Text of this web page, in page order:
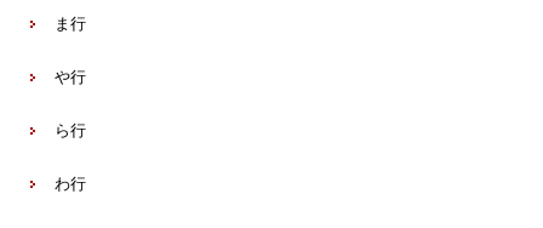
ま行
や行
ら行
わ行